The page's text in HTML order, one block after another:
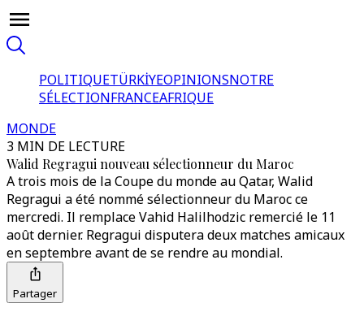
POLITIQUETÜRKİYEOPINIONSNOTRE
SÉLECTIONFRANCEAFRIQUE
MONDE
3 MIN DE LECTURE
Walid Regragui nouveau sélectionneur du Maroc
A trois mois de la Coupe du monde au Qatar, Walid
Regragui a été nommé sélectionneur du Maroc ce
mercredi. Il remplace Vahid Halilhodzic remercié le 11
août dernier. Regragui disputera deux matches amicaux
en septembre avant de se rendre au mondial.
Partager